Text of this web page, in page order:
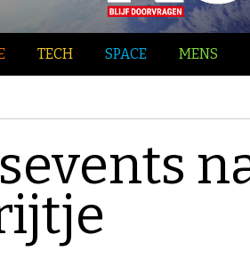
TECH SPACE MENS